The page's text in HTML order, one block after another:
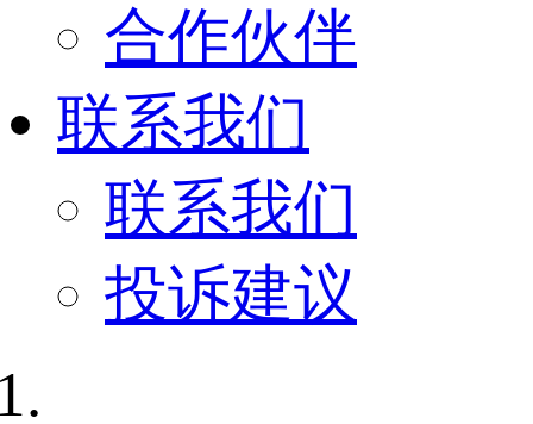
合作伙伴
联系我们
联系我们
投诉建议